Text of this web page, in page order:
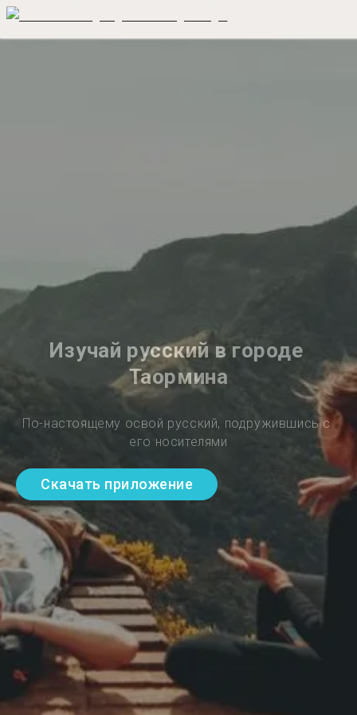
Изучай русский в городе
Таормина
По-настоящему освой русский, подружившись с
его носителями
Скачать приложение